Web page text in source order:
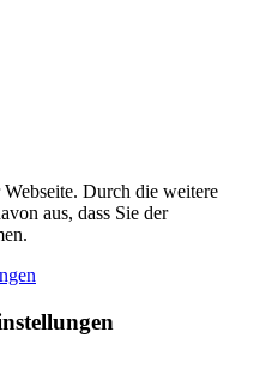
Durch die weitere
aus, dass Sie der